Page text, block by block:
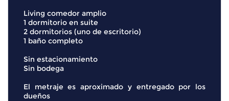
Living comedor amplio
1 dormitorio en suite
2 dormitorios (uno de escritorio)
1 baño completo
Sin estacionamiento
Sin bodega
El metraje es aproximado y entregado por los
dueños